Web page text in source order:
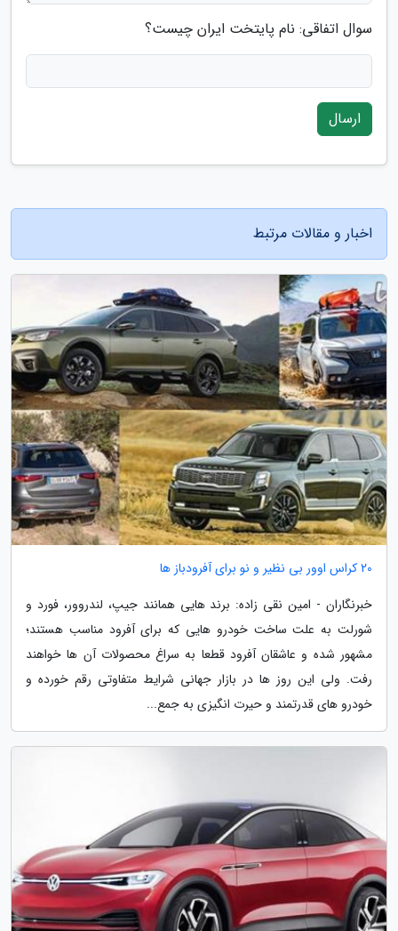
سوال اتفاقی: نام پایتخت ایران چیست؟
ارسال
اخبار و مقالات مرتبط
20 کراس اوور بی نظیر و نو برای آفرودباز ها
خبرنگاران - امین نقی زاده: برند هایی همانند جیپ، لندروور، فورد و
شورلت به علت ساخت خودرو هایی که برای آفرود مناسب هستند؛
مشهور شده و عاشقان آفرود قطعا به سراغ محصولات آن ها خواهند
رفت. ولی این روز ها در بازار جهانی شرایط متفاوتی رقم خورده و
خودرو های قدرتمند و حیرت انگیزی به جمع...